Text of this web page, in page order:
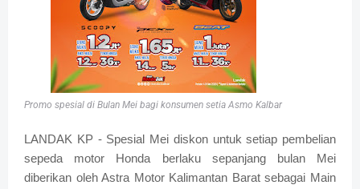
Promo spesial di Bulan Mei bagi konsumen setia Asmo Kalbar
LANDAK KP - Spesial Mei diskon untuk setiap pembelian
sepeda motor Honda berlaku sepanjang bulan Mei
diberikan oleh Astra Motor Kalimantan Barat sebagai Main